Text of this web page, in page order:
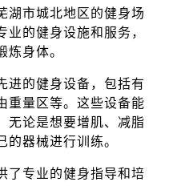
湖市城北地区的健身场
业的健身设施和服务，
炼身体。
进的健身设备，包括有
重量区等。这些设备能
无论是想要增肌、减脂
的器械进行训练。
了专业的健身指导和培